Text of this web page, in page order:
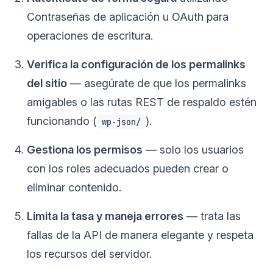
Contraseñas de aplicación u OAuth para
operaciones de escritura.
Verifica la configuración de los permalinks
del sitio — asegúrate de que los permalinks
amigables o las rutas REST de respaldo estén
funcionando ( wp-json/ ).
Gestiona los permisos — solo los usuarios
con los roles adecuados pueden crear o
eliminar contenido.
Limita la tasa y maneja errores — trata las
fallas de la API de manera elegante y respeta
los recursos del servidor.